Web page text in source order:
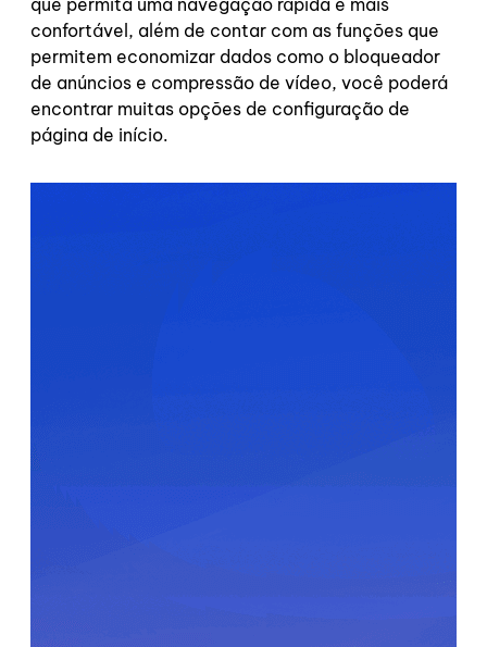
confortável, além de contar com as funções que
permitem economizar dados como o bloqueador
de anúncios e compressão de vídeo, você poderá
encontrar muitas opções de configuração de
página de início.